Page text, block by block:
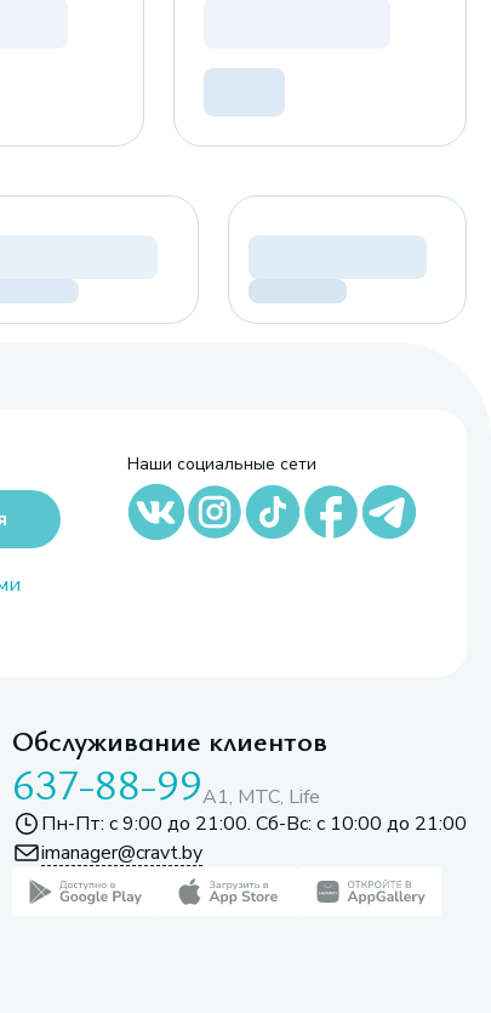
Наши социальные сети
Обслуживание клиентов
637-88-99A1, МТС, Life
Пн-Пт: с 9:00 до 21:00. Сб-Вс: с 10:00 до 21:00
imanager@cravt.by